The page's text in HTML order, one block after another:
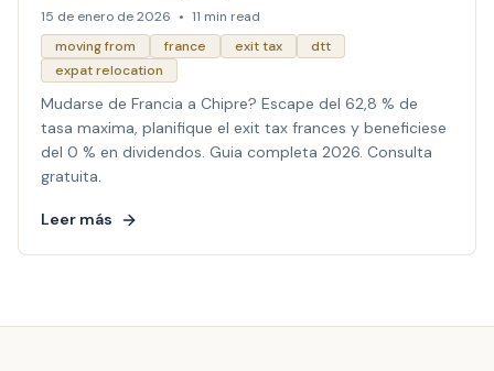
15 de enero de 2026 • 11 min read
moving from
france exit tax
dtt
expat relocation
Mudarse de Francia a Chipre? Escape del 62,8 % de
tasa maxima, planifique el exit tax frances y beneficiese
del 0 % en dividendos. Guia completa 2026. Consulta
gratuita.
Leer más